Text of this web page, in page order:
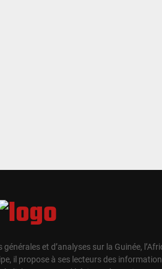
et d’analyses sur la Guinée,
il propose à ses lecteurs des